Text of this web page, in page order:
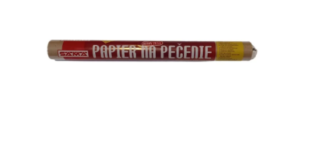
Doprava a platba